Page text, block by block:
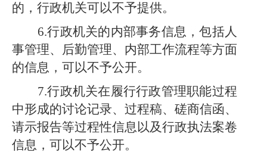
的，行政机关可以不予提供。
6.行政机关的内部事务信息，包括人
事管理、后勤管理、内部工作流程等方面
的信息，可以不予公开。
7.行政机关在履行行政管理职能过程
中形成的讨论记录、过程稿、磋商信函、
请示报告等过程性信息以及行政执法案卷
信息，可以不予公开。